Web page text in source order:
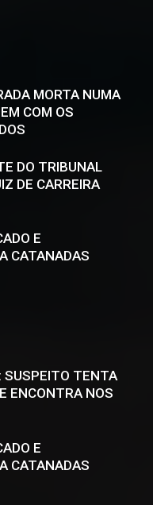
MORTA NUMA
COM OS
DO TRIBUNAL
DE CARREIRA
E
CATANADAS
TENTA
ENCONTRA NOS
E
CATANADAS